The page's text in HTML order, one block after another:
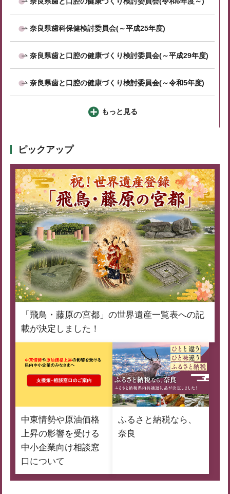
奈良県歯科保健検討委員会(～平成25年度)
奈良県歯と口腔の健康づくり検討委員会(～平成29年度)
奈良県歯と口腔の健康づくり検討委員会(～令和5年度)
もっと見る
ピックアップ
「飛鳥・藤原の宮都」の世界遺産一覧表への記
載が決定しました！
中東情勢や原油価格
上昇の影響を受ける
中小企業向け相談窓
口について
ふるさと納税なら、
奈良